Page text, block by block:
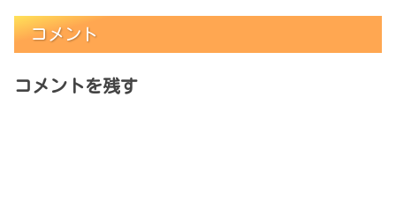
コメント
コメントを残す